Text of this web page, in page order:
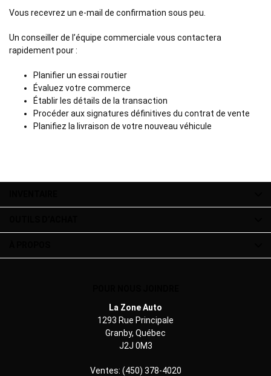
Vous recevrez un e-mail de confirmation sous peu.
Un conseiller de l’équipe commerciale vous contactera
rapidement pour :
Planifier un essai routier
Évaluez votre commerce
Établir les détails de la transaction
Procéder aux signatures définitives du contrat de vente
Planifiez la livraison de votre nouveau véhicule
La Zone Auto
1293 Rue Principale
Granby, Québec
J2J 0M3
Ventes: (450) 378-4020